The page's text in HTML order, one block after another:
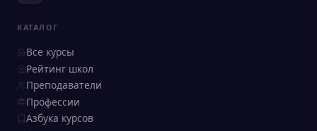
КАТАЛОГ
Все курсы
Рейтинг школ
Преподаватели
Профессии
Азбука курсов